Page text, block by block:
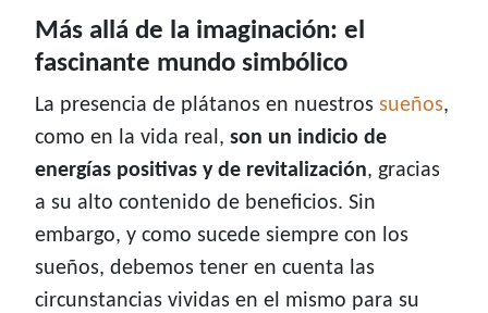
Más allá de la imaginación: el
fascinante mundo simbólico
La presencia de plátanos en nuestros sueños,
como en la vida real, son un indicio de
energías positivas y de revitalización, gracias
a su alto contenido de beneficios. Sin
embargo, y como sucede siempre con los
sueños, debemos tener en cuenta las
circunstancias vividas en el mismo para su